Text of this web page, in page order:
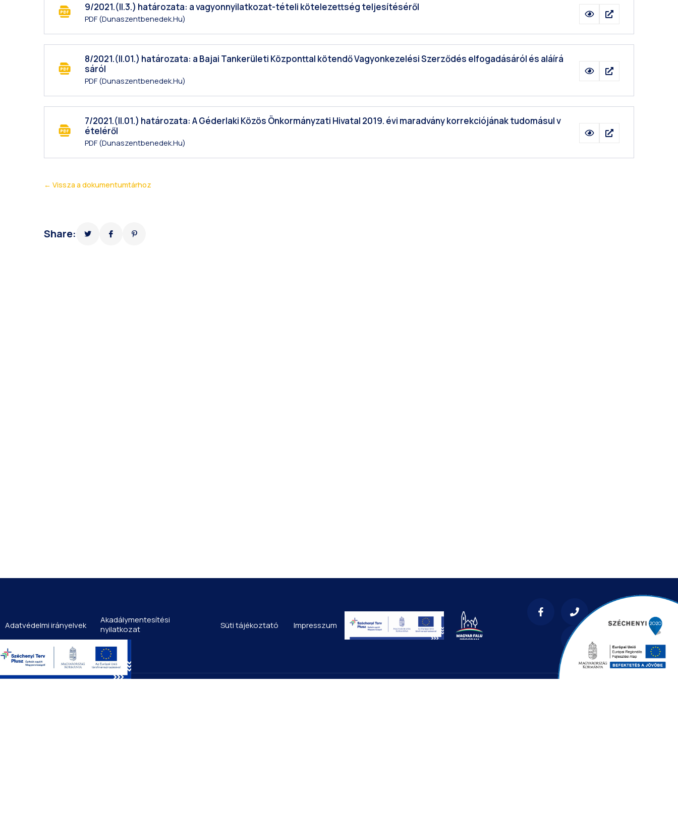
9/2021.(II.3.) határozata: a vagyonnyilatkozat-tételi kötelezettség teljesítéséről
PDF(dunaszentbenedek.hu)
8/2021.(II.01.) határozata: a Bajai Tankerületi Központtal kötendő Vagyonkezelési Szerződés elfogadásáról és aláírá
sáról
PDF(dunaszentbenedek.hu)
7/2021.(II.01.) határozata: A Géderlaki Közös Önkormányzati Hivatal 2019. évi maradvány korrekciójának tudomásul v
ételéről
PDF(dunaszentbenedek.hu)
← Vissza a dokumentumtárhoz
Share:
Adatvédelmi irányelvek
Akadálymentesítési
nyilatkozat
Süti tájékoztató Impresszum